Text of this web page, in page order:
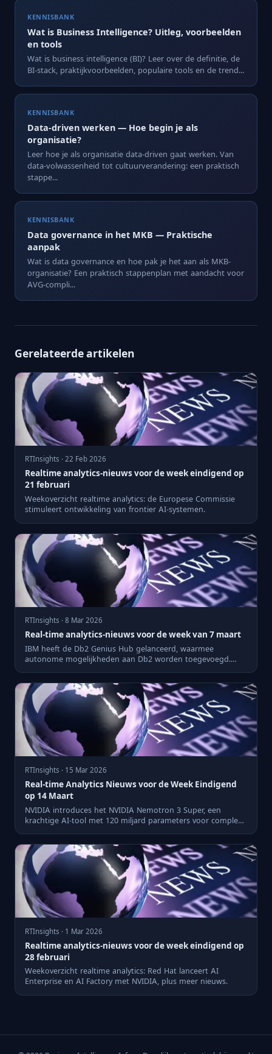
KENNISBANK
Wat is Business Intelligence? Uitleg, voorbeelden
en tools
Wat is business intelligence (BI)? Leer over de definitie, de
BI-stack, praktijkvoorbeelden, populaire tools en de trend...
KENNISBANK
Data-driven werken — Hoe begin je als
organisatie?
Leer hoe je als organisatie data-driven gaat werken. Van
data-volwassenheid tot cultuurverandering: een praktisch
stappe...
KENNISBANK
Data governance in het MKB — Praktische
aanpak
Wat is data governance en hoe pak je het aan als MKB-
organisatie? Een praktisch stappenplan met aandacht voor
AVG-compli...
Gerelateerde artikelen
RTInsights · 22 Feb 2026
Realtime analytics-nieuws voor de week eindigend op
21 februari
Weekoverzicht realtime analytics: de Europese Commissie
stimuleert ontwikkeling van frontier AI-systemen.
RTInsights · 8 Mar 2026
Real-time analytics-nieuws voor de week van 7 maart
IBM heeft de Db2 Genius Hub gelanceerd, waarmee
autonome mogelijkheden aan Db2 worden toegevoegd.
RTInsights · 15 Mar 2026
Real-time Analytics Nieuws voor de Week Eindigend
op 14 Maart
NVIDIA introduces het NVIDIA Nemotron 3 Super, een
krachtige AI-tool met 120 miljard parameters voor complexe
RTInsights · 1 Mar 2026
Realtime analytics-nieuws voor de week eindigend op
28 februari
Weekoverzicht realtime analytics: Red Hat lanceert AI
Enterprise en AI Factory met NVIDIA, plus meer nieuws.